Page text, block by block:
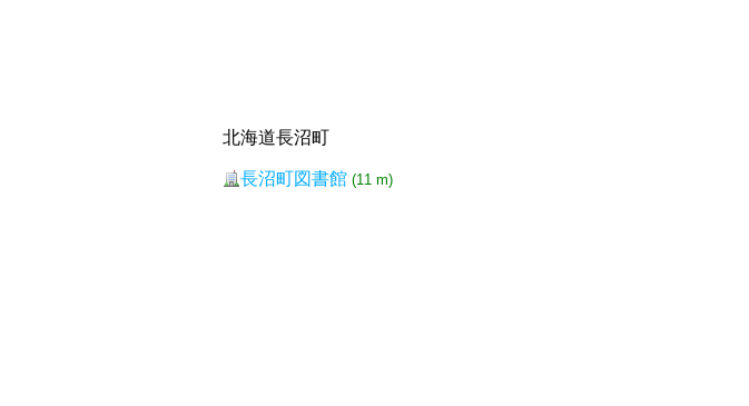
北海道長沼町
長沼町図書館 (11 m)